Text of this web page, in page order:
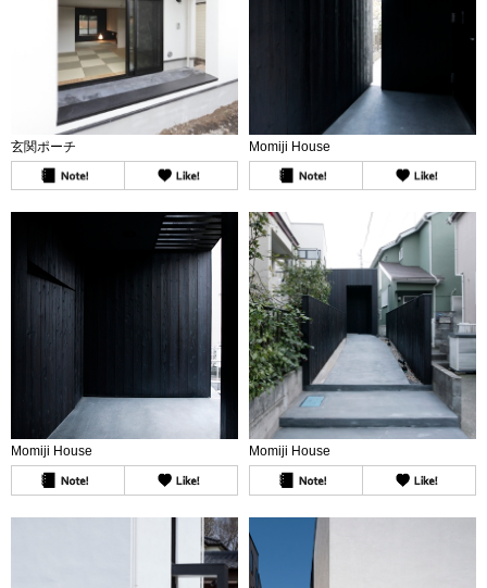
玄関ポーチ Momiji House
Momiji House Momiji House